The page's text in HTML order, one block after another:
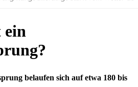
ein
belaufen sich auf etwa 180 bis